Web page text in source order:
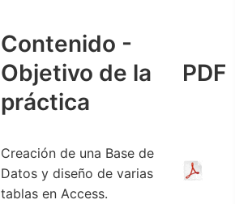
Contenido -
Objetivo de la
práctica
PDF
Creación de una Base de
Datos y diseño de varias
tablas en Access.